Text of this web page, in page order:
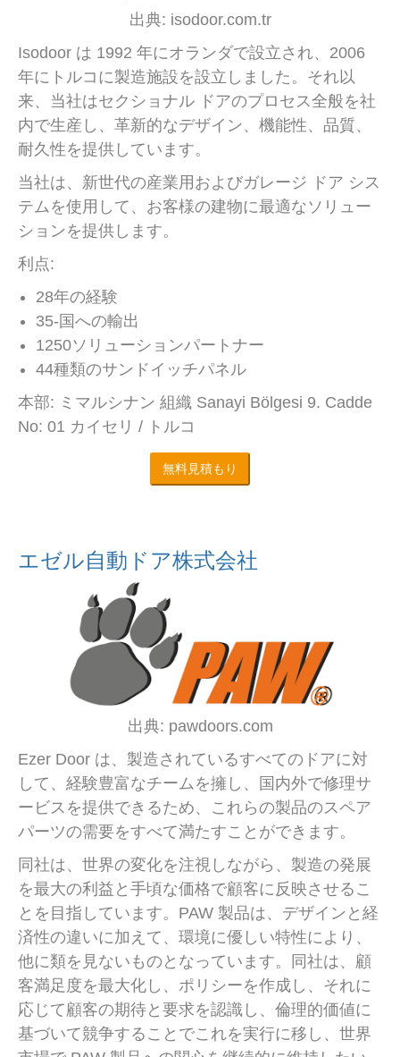
出典: isodoor.com.tr
Isodoor は 1992 年にオランダで設立され、2006
年にトルコに製造施設を設立しました。それ以
来、当社はセクショナル ドアのプロセス全般を社
内で生産し、革新的なデザイン、機能性、品質、
耐久性を提供しています。
当社は、新世代の産業用およびガレージ ドア シス
テムを使用して、お客様の建物に最適なソリュー
ションを提供します。
利点:
28年の経験
35-国への輸出
1250ソリューションパートナー
44種類のサンドイッチパネル
本部: ミマルシナン 組織 Sanayi Bölgesi 9. Cadde
No: 01 カイセリ / トルコ
無料見積もり
エゼル自動ドア株式会社
出典: pawdoors.com
Ezer Door は、製造されているすべてのドアに対
して、経験豊富なチームを擁し、国内外で修理サ
ービスを提供できるため、これらの製品のスペア
パーツの需要をすべて満たすことができます。
同社は、世界の変化を注視しながら、製造の発展
を最大の利益と手頃な価格で顧客に反映させるこ
とを目指しています。PAW 製品は、デザインと経
済性の違いに加えて、環境に優しい特性により、
他に類を見ないものとなっています。同社は、顧
客満足度を最大化し、ポリシーを作成し、それに
応じて顧客の期待と要求を認識し、倫理的価値に
基づいて競争することでこれを実行に移し、世界